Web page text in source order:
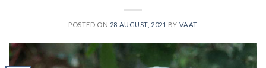
POSTED ON 28 AUGUST, 2021 BY VAAT